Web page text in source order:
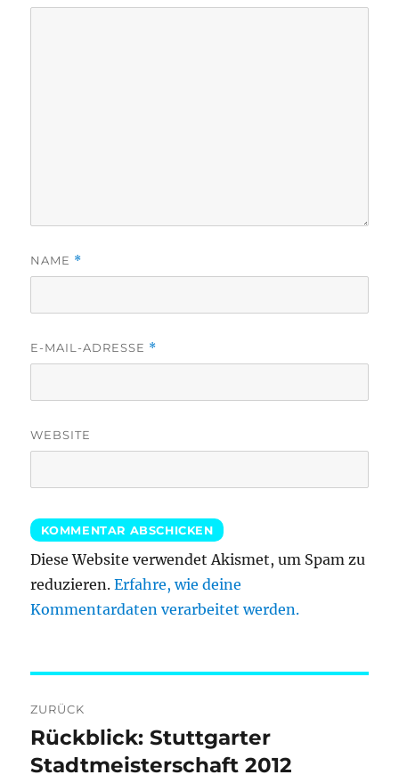
NAME *
E-MAIL-ADRESSE *
WEBSITE
Diese Website verwendet Akismet, um Spam zu
reduzieren.Erfahre, wie deine
Kommentardaten verarbeitet werden.
ZURÜCK
Vorheriger
Beitrag:
Rückblick: Stuttgarter
Stadtmeisterschaft 2012